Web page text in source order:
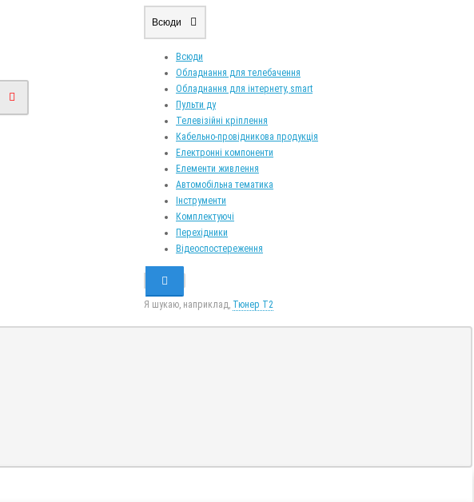
Всюди
Всюди
Обладнання для телебачення
Обладнання для інтернету, smart
Пульти ду
Телевізійні кріплення
Кабельно-провідникова продукція
Електронні компоненти
Елементи живлення
Автомобільна тематика
Інструменти
Комплектуючі
Перехідники
Відеоспостереження
Я шукаю, наприклад, Тюнер T2